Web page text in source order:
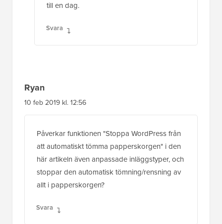
till en dag.
Svara
Ryan
10 feb 2019 kl. 12:56
Påverkar funktionen "Stoppa WordPress från
att automatiskt tömma papperskorgen" i den
här artikeln även anpassade inläggstyper, och
stoppar den automatisk tömning/rensning av
allt i papperskorgen?
Svara